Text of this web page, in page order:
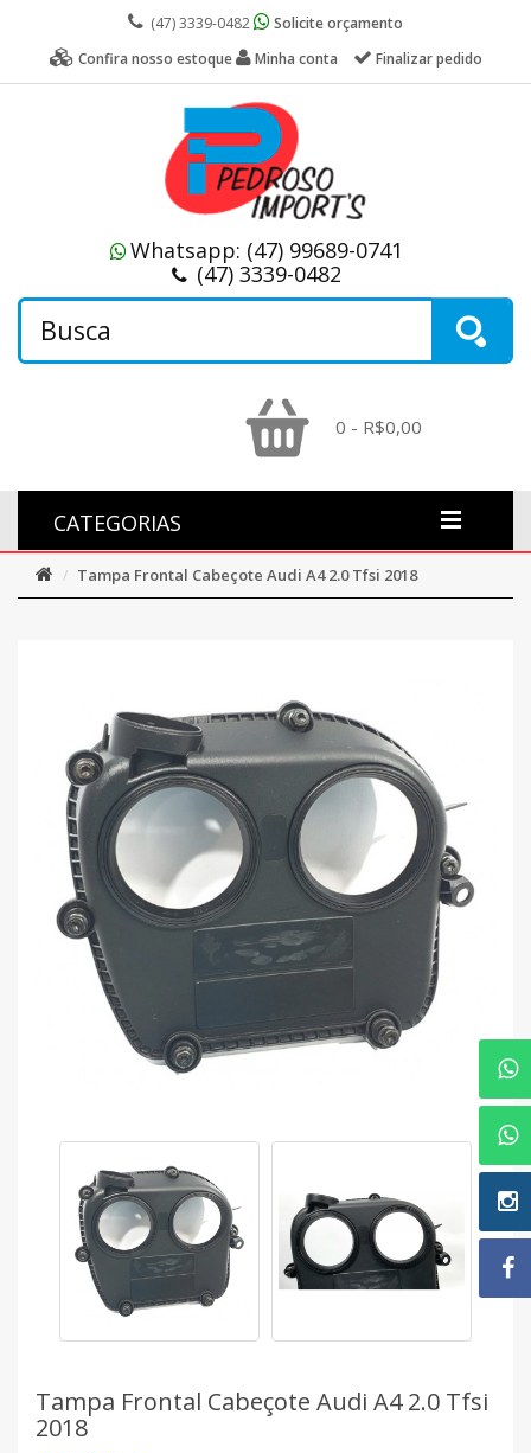
(47) 3339-0482
Solicite orçamento
Confira nosso estoque
Minha conta Finalizar pedido
Whatsapp: (47) 99689-0741
(47) 3339-0482
0 - R$0,00
CATEGORIAS
Tampa Frontal Cabeçote Audi A4 2.0 Tfsi 2018
Tampa Frontal Cabeçote Audi A4 2.0 Tfsi
2018